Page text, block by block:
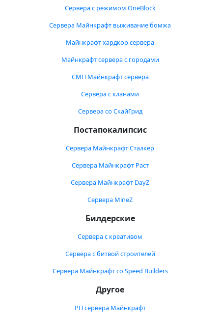
Сервера с режимом OneBlock
Сервера Майнкрафт выживание бомжа
Майнкрафт хардкор сервера
Майнкрафт сервера с городами
СМП Майнкрафт сервера
Сервера с кланами
Сервера со СкайГрид
Постапокалипсис
Сервера Майнкрафт Сталкер
Сервера Майнкрафт Раст
Сервера Майнкрафт DayZ
Сервера MineZ
Билдерские
Сервера с креативом
Сервера с битвой строителей
Сервера Майнкрафт со Speed Builders
Другое
РП сервера Майнкрафт